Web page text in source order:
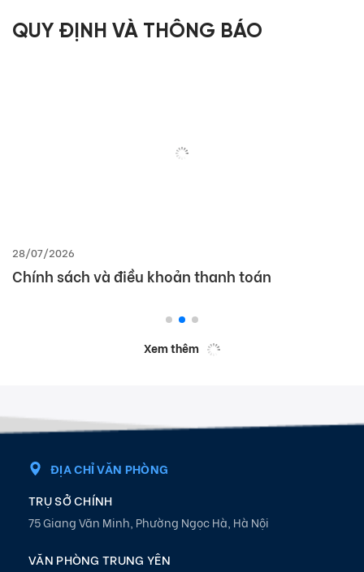
QUY ĐỊNH VÀ THÔNG BÁO
28/07/2026
Chính sách và điều khoản thanh toán
Xem thêm
ĐỊA CHỈ VĂN PHÒNG
TRỤ SỞ CHÍNH
75 Giang Văn Minh, Phường Ngọc Hà, Hà Nội
VĂN PHÒNG TRUNG YÊN